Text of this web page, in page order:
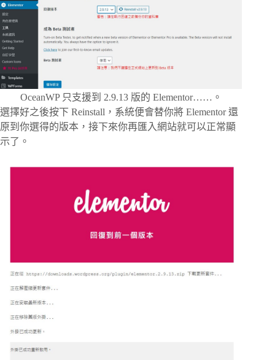
OceanWP 只支援到 2.9.13 版的 Elementor……。
選擇好之後按下 Reinstall，系統便會替你將 Elementor 還
原到你選得的版本，接下來你再匯入網站就可以正常顯
示了。